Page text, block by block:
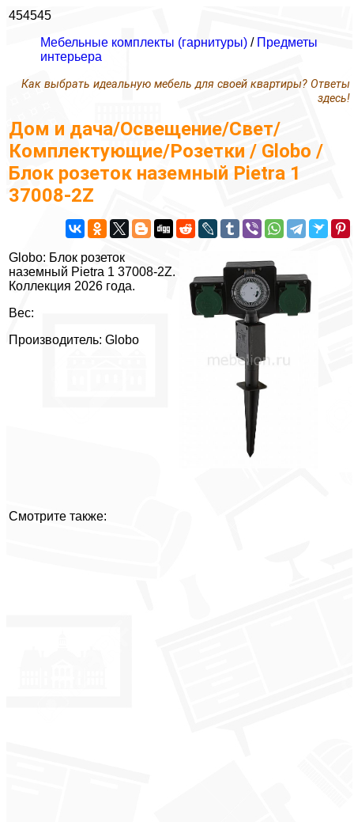
454545
Мебельные комплекты (гарнитуры) / Предметы
интерьера
Как выбрать идеальную мебель для своей квартиры? Ответы
здесь!
Дом и дача/Освещение/Свет/
Комплектующие/Розетки / Globo /
Блок розеток наземный Pietra 1
37008-2Z
Globo: Блок розеток
наземный Pietra 1 37008-2Z.
Коллекция 2026 года.
Вес:
Производитель: Globo
Смотрите также: